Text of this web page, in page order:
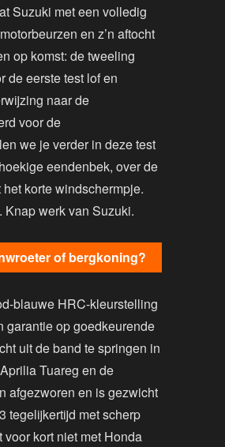
Suzuki met een volledig
en z’n aftocht
op komst: de tweeling
de eerste test lof en
naar de
voor de
we je verder in deze test
eendenbek, over de
korte windschermpje.
werk van Suzuki.
of bergkoning?
blauwe HRC-kleurstelling
garantie op goedkeurende
uit de band te springen in
Tuareg en de
afgezworen en is gezwicht
tegelijkertijd met scherp
kort niet met Honda